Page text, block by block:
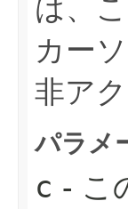
は、
カー
非ア
パラメ
c - こ